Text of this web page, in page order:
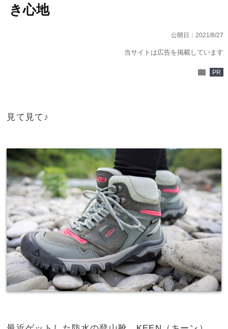
き心地
公開日： 2021/8/27
当サイトは広告を掲載しています
folder PR
見て見て♪